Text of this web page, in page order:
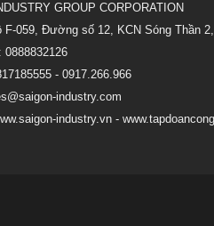
GROUP CORPORATION
F-059, Đường số 12, KCN Sóng Thần
- 0917.266.966
industry.com
industry.vn -